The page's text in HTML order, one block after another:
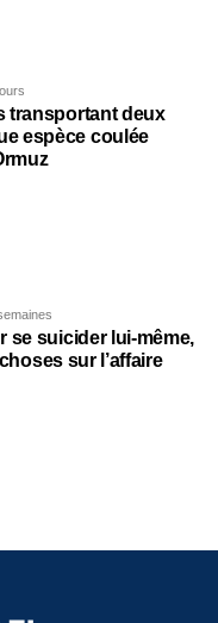
transportant deux
espèce coulée
se suicider lui-même,
sur l’affaire